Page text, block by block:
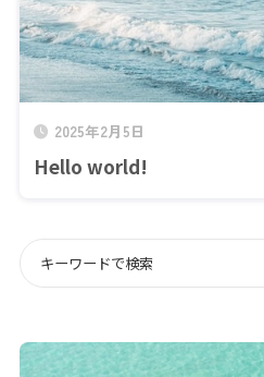
2025年2月5日
Hello world!